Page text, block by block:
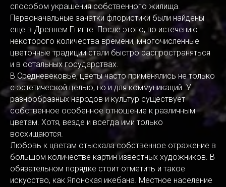
способом украшения собственного жилища.
Первоначальные зачатки флористики были найдены
еще в Древнем Египте. После этого, по истечению
некоторого количества времени, многочисленные
цветочные традиции стали быстро распространяться
и в остальных государствах.
В Средневековье, цветы часто применялись не только
с эстетической целью, но и для коммуникаций. У
разнообразных народов и культур существует
собственное особенное отношение к различным
цветам. Хотя, везде и всегда ими только
восхищаются.
Любовь к цветам отыскала собственное отражение в
большом количестве картин известных художников. В
обязательном порядке стоит отметить и такое
искусство, как Японская икебана. Местное население